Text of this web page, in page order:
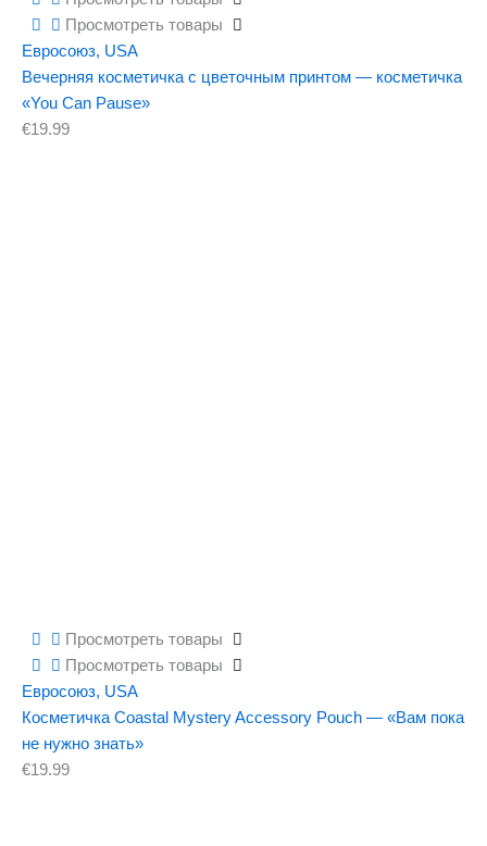
Просмотреть товары
Евросоюз, USA
Вечерняя косметичка с цветочным принтом — косметичка
«You Can Pause»
€19.99
Просмотреть товары
Просмотреть товары
Евросоюз, USA
Косметичка Coastal Mystery Accessory Pouch — «Вам пока
не нужно знать»
€19.99